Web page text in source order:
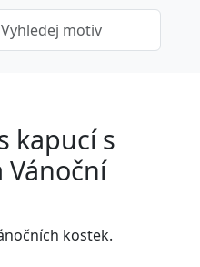
kapucí s
kostek.